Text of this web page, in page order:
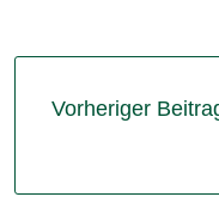
Vorheriger